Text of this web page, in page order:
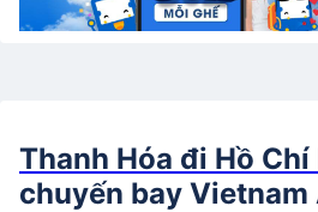
Thanh Hóa đi Hồ Chí
chuyến bay